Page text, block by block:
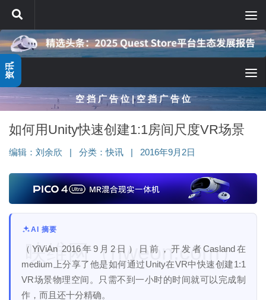
跳至内容
空 挡 广 告 位 | 空 挡 广 告 位
如何用Unity快速创建1:1房间尺度VR场景
编辑： 刘余欣 分类：快讯 2016年9月2日
AI 摘要
（YiViAn 2016年9月2日）日前，开发者Casland在
medium上分享了他是如何通过Unity在VR中快速创建1:1
VR场景物理空间。只需不到一小时的时间就可以完成制
作，而且还十分精确。
映维网（nweon.com）
资讯